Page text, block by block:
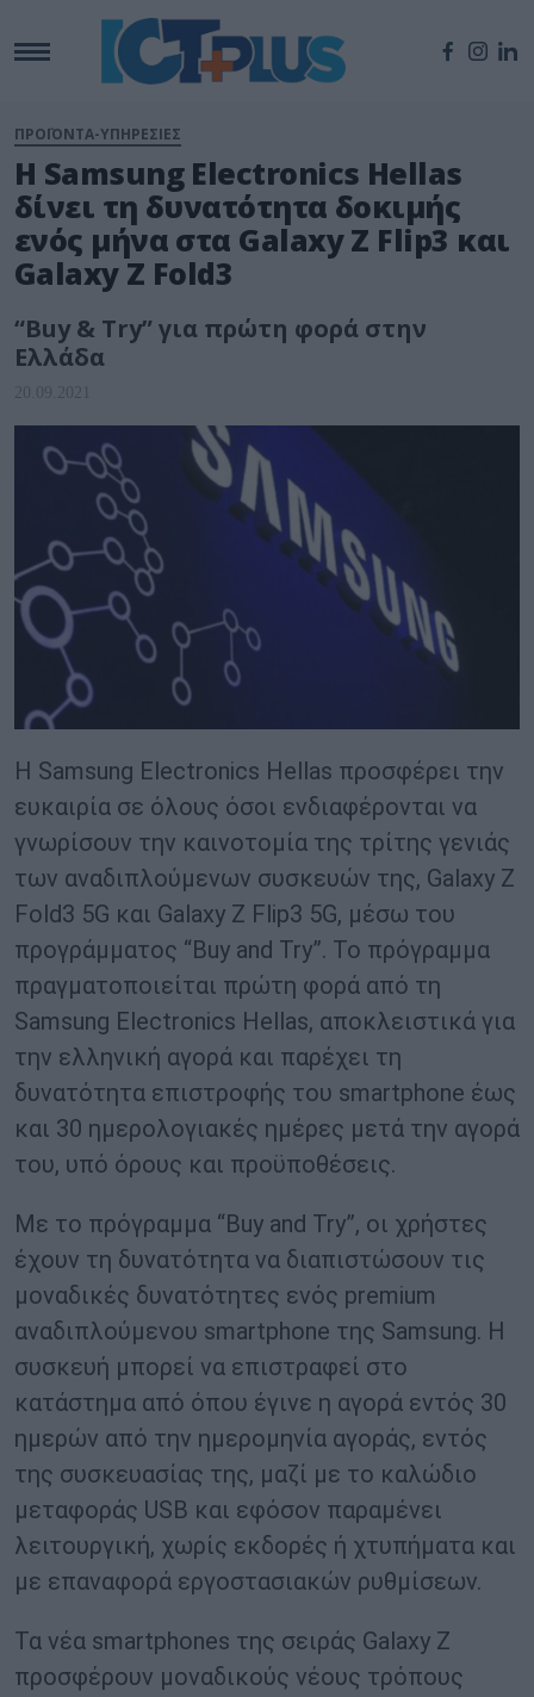
ΠΡΟΪΟΝΤΑ-ΥΠΗΡΕΣΙΕΣ
Η Samsung Electronics Hellas
δίνει τη δυνατότητα δοκιμής
ενός μήνα στα Galaxy Ζ Flip3 και
Galaxy Ζ Fold3
“Buy & Try” για πρώτη φορά στην
Ελλάδα
20.09.2021
Η Samsung Electronics Hellas προσφέρει την
ευκαιρία σε όλους όσοι ενδιαφέρονται να
γνωρίσουν την καινοτομία της τρίτης γενιάς
των αναδιπλούμενων συσκευών της, Galaxy Z
Fold3 5G και Galaxy Z Flip3 5G, μέσω του
προγράμματος “Buy and Try”. Το πρόγραμμα
πραγματοποιείται πρώτη φορά από τη
Samsung Electronics Hellas, αποκλειστικά για
την ελληνική αγορά και παρέχει τη
δυνατότητα επιστροφής του smartphone έως
και 30 ημερολογιακές ημέρες μετά την αγορά
του, υπό όρους και προϋποθέσεις.
Με το πρόγραμμα “Buy and Try”, οι χρήστες
έχουν τη δυνατότητα να διαπιστώσουν τις
μοναδικές δυνατότητες ενός premium
αναδιπλούμενου smartphone της Samsung. Η
συσκευή μπορεί να επιστραφεί στο
κατάστημα από όπου έγινε η αγορά εντός 30
ημερών από την ημερομηνία αγοράς, εντός
της συσκευασίας της, μαζί με το καλώδιο
μεταφοράς USB και εφόσον παραμένει
λειτουργική, χωρίς εκδορές ή χτυπήματα και
με επαναφορά εργοστασιακών ρυθμίσεων.
Τα νέα smartphones της σειράς Galaxy Z
προσφέρουν μοναδικούς νέους τρόπους